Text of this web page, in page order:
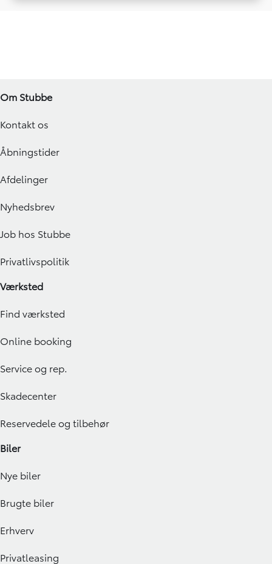
Om Stubbe
Kontakt os
Åbningstider
Afdelinger
Nyhedsbrev
Job hos Stubbe
Privatlivspolitik
Værksted
Find værksted
Online booking
Service og rep.
Skadecenter
Reservedele og tilbehør
Biler
Nye biler
Brugte biler
Erhverv
Privatleasing